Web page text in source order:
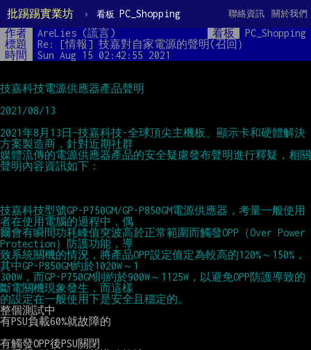
批踢踢實業坊 › 看板 PC_Shopping 關於我們
聯絡資訊
作者 AreLies (謊言) 看板
PC_Shopping
標題
Re: [情報] 技嘉對自家電源的聲明(召回）
時間
Sun Aug 15 02:42:55 2021
技嘉科技電源供應器產品聲明
2021/08/13
2021年8月13日–技嘉科技-全球頂尖主機板、顯示卡和硬體解決
方案製造商，針對近期社群
媒體流傳的電源供應器產品的安全疑慮發布聲明進行釋疑，相關
聲明內容資訊如下：
技嘉科技型號GP-P750GM/GP-P850GM電源供應器，考量一般使用
者在使用電腦的過程中，偶
爾會有瞬間功耗峰值突波高於正常範圍而觸發OPP（Over Power
Protection）防護功能，導
致系統關機的情況，將產品OPP設定值定為較高的120%～150%，
其中GP-P850GM約於1020W～1
300W，而GP-P750GM則約於900W～1125W，以避免OPP防護導致的
斷電關機現象發生，而這樣
的設定在一般使用下是安全且穩定的。
整個測試中
有PSU負載60%就故障的
有觸發OPP後PSU關閉